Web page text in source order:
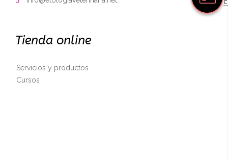
Tienda online
Servicios y productos
Cursos